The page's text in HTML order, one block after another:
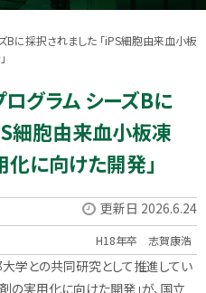
Bに採択されました 「iPS細胞由来血小板
グラム シーズBに
細胞由来血小板凍
に向けた開発」
更新日 2026.6.24
H18年卒 志賀康浩
学との共同研究として推進してい
実用化に向けた開発」が、国立